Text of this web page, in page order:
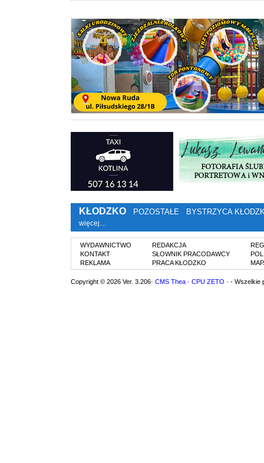
KŁODZKO POZOSTAŁE BYSTRZYCA
więcej…
WYDAWNICTWO
KONTAKT
REKLAMA
REDAKCJA
SŁOWNIK PRACODAWCY
PRACA KŁODZKO
Copyright © 2026 Ver. 3.206· CMS Thea · CPU ZETO · - Wszelkie